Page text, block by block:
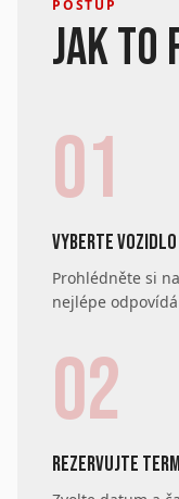
POSTUP
JAK TO
01
VYBERTE VOZIDLO
Prohlédněte si
nejlépe
02
REZERVUJTE